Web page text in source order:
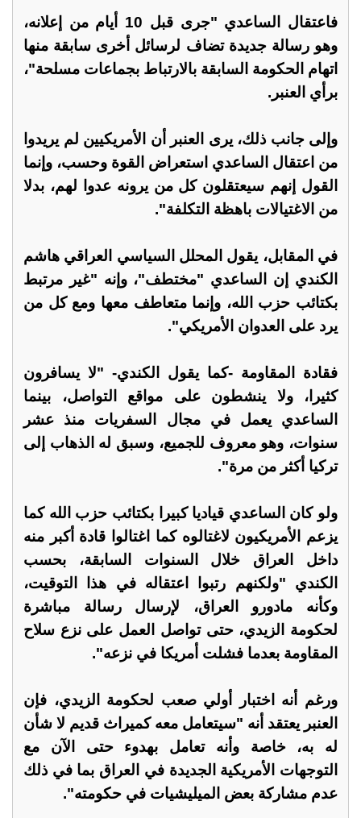
فاعتقال الساعدي "جرى قبل 10 أيام من إعلانه،
وهو رسالة جديدة تضاف لرسائل أخرى سابقة منها
اتهام الحكومة السابقة بالارتباط بجماعات مسلحة"،
برأي العنبر.
وإلى جانب ذلك، يرى العنبر أن الأمريكيين لم يريدوا
من اعتقال الساعدي استعراض القوة وحسب، وإنما
القول إنهم سيعتقلون كل من يرونه عدوا لهم، بدلا
من الاغتيالات باهظة التكلفة".
في المقابل، يقول المحلل السياسي العراقي هاشم
الكندي إن الساعدي "مختطف"، وإنه "غير مرتبط
بكتائب حزب الله، وإنما متعاطف معها ومع كل من
يرد على العدوان الأمريكي".
فقادة المقاومة -كما يقول الكندي- "لا يسافرون
كثيرا، ولا ينشطون على مواقع التواصل، بينما
الساعدي يعمل في مجال السفريات منذ عشر
سنوات، وهو معروف للجميع، وسبق له الذهاب إلى
تركيا أكثر من مرة".
ولو كان الساعدي قياديا كبيرا بكتائب حزب الله كما
يزعم الأمريكيون لاغتالوه كما اغتالوا قادة أكبر منه
داخل العراق خلال السنوات السابقة، بحسب
الكندي "ولكنهم رتبوا اعتقاله في هذا التوقيت،
وكأنه مادورو العراق، لإرسال رسالة مباشرة
لحكومة الزيدي، حتى تواصل العمل على نزع سلاح
المقاومة بعدما فشلت أمريكا في نزعه".
ورغم أنه اختبار أولي صعب لحكومة الزيدي، فإن
العنبر يعتقد أنه "سيتعامل معه كميراث قديم لا شأن
له به، خاصة وأنه تعامل بهدوء حتى الآن مع
التوجهات الأمريكية الجديدة في العراق بما في ذلك
عدم مشاركة بعض الميليشيات في حكومته".